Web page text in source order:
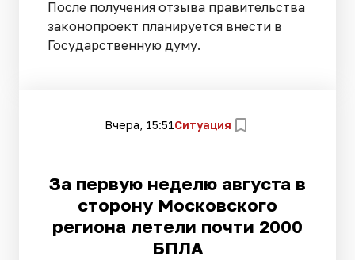
После получения отзыва правительства
законопроект планируется внести в
Государственную думу.
Вчера, 15:51Ситуация
За первую неделю августа в
сторону Московского
региона летели почти 2000
БПЛА